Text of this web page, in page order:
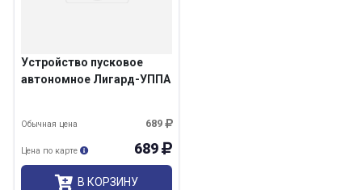
Устройство пусковое
автономное Лигард-УППА
689
Обычная цена
689
Цена по карте
В КОРЗИНУ